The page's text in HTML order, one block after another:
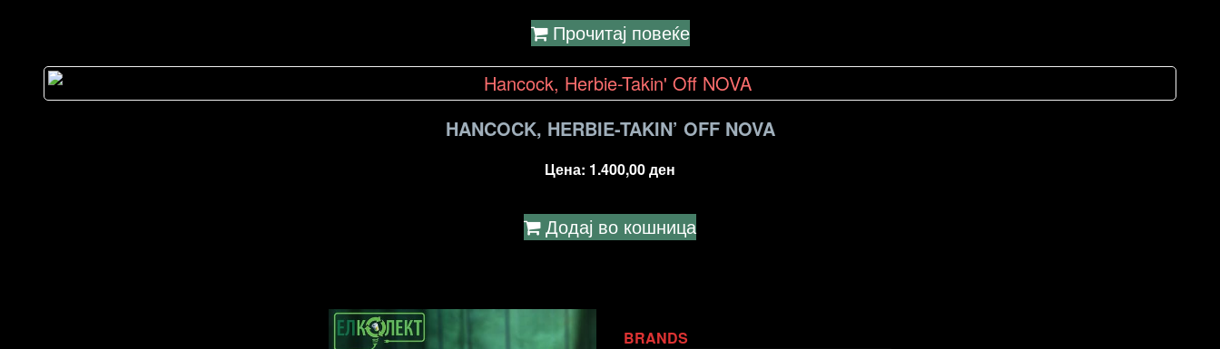
Прочитај повеќе
HANCOCK, HERBIE-TAKIN’ OFF NOVA
Цена: 1.400,00ден
Додај во кошница
BRANDS